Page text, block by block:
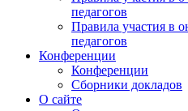
педагогов
Правила участия в
педагогов
Конференции
Конференции
Сборники докладов
О сайте